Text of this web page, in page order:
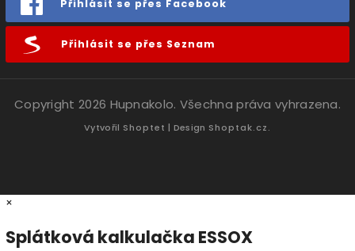
Přihlásit se přes Facebook
Přihlásit se přes Seznam
Copyright 2026 Hupnakolo. Všechna práva vyhrazena.
Vytvořil Shoptet | Design Shoptak.cz.
×
Splátková kalkulačka ESSOX